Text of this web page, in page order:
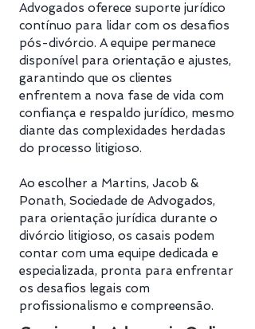
Advogados oferece suporte jurídico
contínuo para lidar com os desafios
pós-divórcio. A equipe permanece
disponível para orientação e ajustes,
garantindo que os clientes
enfrentem a nova fase de vida com
confiança e respaldo jurídico, mesmo
diante das complexidades herdadas
do processo litigioso.
Ao escolher a Martins, Jacob &
Ponath, Sociedade de Advogados,
para orientação jurídica durante o
divórcio litigioso, os casais podem
contar com uma equipe dedicada e
especializada, pronta para enfrentar
os desafios legais com
profissionalismo e compreensão.